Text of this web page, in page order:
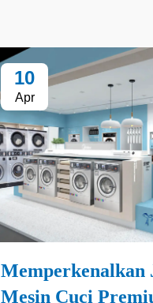
10
Apr
Memperkenalkan
Mesin Cuci